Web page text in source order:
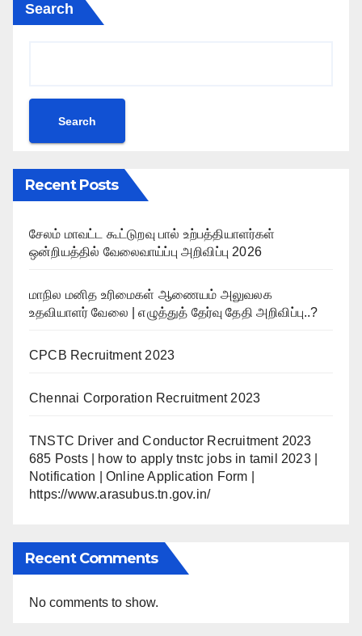
Search
Search
Recent Posts
சேலம் மாவட்ட கூட்டுறவு பால் உற்பத்தியாளர்கள்
ஒன்றியத்தில் வேலைவாய்ப்பு அறிவிப்பு 2026
மாநில மனித உரிமைகள் ஆணையம் அலுவலக
உதவியாளர் வேலை | எழுத்துத் தேர்வு தேதி அறிவிப்பு..?
CPCB Recruitment 2023
Chennai Corporation Recruitment 2023
TNSTC Driver and Conductor Recruitment 2023
685 Posts | how to apply tnstc jobs in tamil 2023 |
Notification | Online Application Form |
https://www.arasubus.tn.gov.in/
Recent Comments
No comments to show.